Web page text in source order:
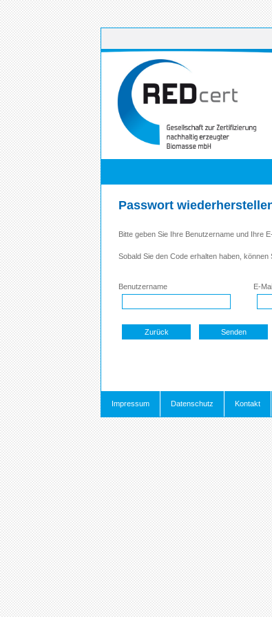
Passwort
Bitte geben Sie Ihre Benutzername und Ihre
Sobald Sie den Code erhalten haben,
Benutzername E-
Impressum Datenschutz Kontakt